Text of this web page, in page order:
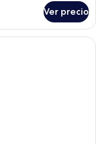
Ver precio